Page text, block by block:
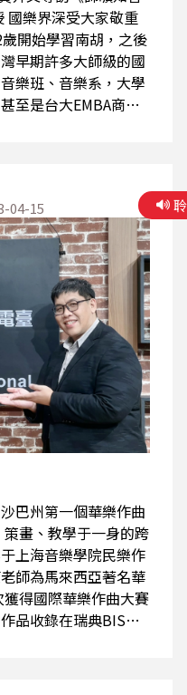
開始學習南胡，之後
早期許多大師級的國
樂班、音樂系，大學
至是台大EMBA商學
行政等領域，作品
《彩絮飛揚》獲指定
唱片類金鼎獎、國科
育部優秀教育人員、
大教學卓越績優教師
專實驗國樂團（今臺
團團長、中華民國國
域發展的重要推手。
下繁忙的學
然擔任許多重要比賽
宇宙光全人關懷
師曠知音雅
巴州第一個華樂作曲
上海音樂學院民樂作
師為馬來西亞著名華
品收錄在瑞典BIS、
04-15